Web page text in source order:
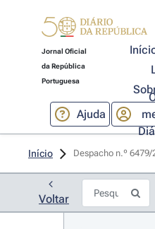
Jornal Oficial
da República
Portuguesa
Ajuda
Início Despacho n.º 6479/
Voltar